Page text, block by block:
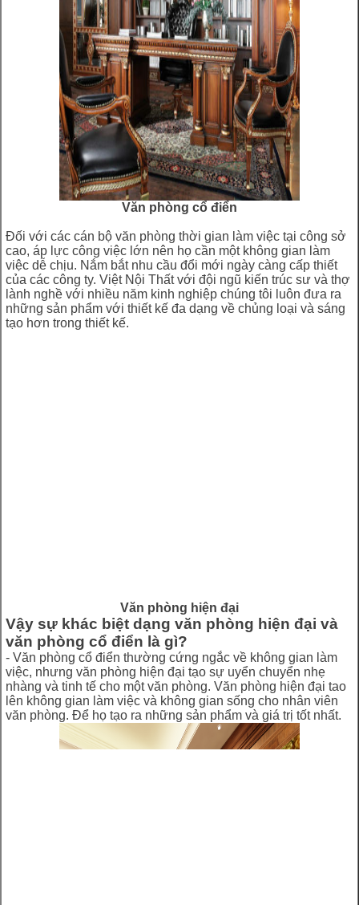
Văn phòng cổ điển
Đối với các cán bộ văn phòng thời gian làm việc tại công sở
cao, áp lực công việc lớn nên họ cần một không gian làm
việc dễ chịu. Nắm bắt nhu cầu đổi mới ngày càng cấp thiết
của các công ty. Việt Nội Thất với đội ngũ kiến trúc sư và thợ
lành nghề với nhiều năm kinh nghiệp chúng tôi luôn đưa ra
những sản phẩm với thiết kế đa dạng về chủng loại và sáng
tạo hơn trong thiết kế.
Văn phòng hiện đại
Vậy sự khác biệt dạng văn phòng hiện đại và
văn phòng cổ điển là gì?
- Văn phòng cổ điển thường cứng ngắc về không gian làm
việc, nhưng văn phòng hiện đại tạo sự uyển chuyển nhẹ
nhàng và tinh tế cho một văn phòng. Văn phòng hiện đại tao
lên không gian làm việc và không gian sống cho nhân viên
văn phòng. Để họ tạo ra những sản phẩm và giá trị tốt nhất.